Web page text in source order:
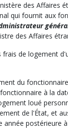
des Affaires
qui fournit aux
des Affaires
frais de logement
du
à la
loué
de l'État, et
année postérieure